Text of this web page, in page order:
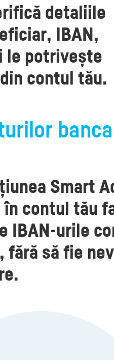
detaliile
IBAN,
le potrivește
contul tău.
Smart
contul tău
IBAN-urile
să fie